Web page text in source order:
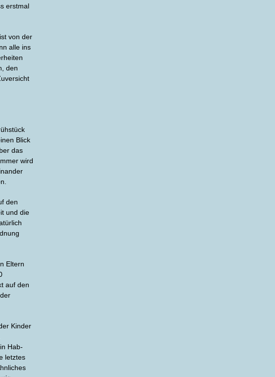
erstmal
von der
alle ins
den
Blick
das
wird
den
und die
Eltern
auf den
Kinder
Hab-
letztes